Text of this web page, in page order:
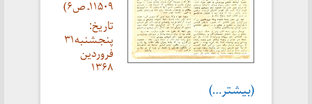
۱۱۵۰۹ـ ص۶)
تاریخ:
پنجشنبه۳۱
فروردین
۱۳۶۸
(بیشتر…)